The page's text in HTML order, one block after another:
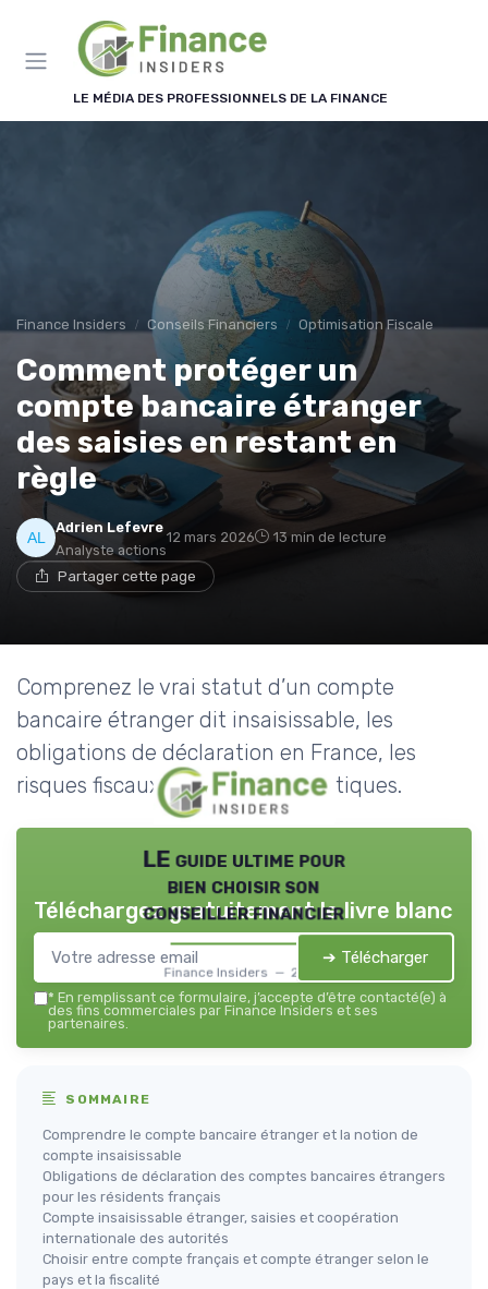
LE MÉDIA DES PROFESSIONNELS DE LA FINANCE
Finance Insiders Conseils Financiers Optimisation Fiscale
Comment protéger un
compte bancaire étranger
des saisies en restant en
règle
Adrien Lefevre
Analyste actions
12 mars 2026 13 min de lecture
Partager cette page
Comprenez le vrai statut d’un compte
bancaire étranger dit insaisissable, les
obligations de déclaration en France, les
risques fiscaux et les bonnes pratiques.
LE guide ultime pour
bien choisir son
conseiller financier
Finance Insiders — 2026
Téléchargez gratuitement le livre blanc
➔ Télécharger
* En remplissant ce formulaire, j’accepte d’être contacté(e) à
des fins commerciales par Finance Insiders et ses
partenaires.
SOMMAIRE
Comprendre le compte bancaire étranger et la notion de
compte insaisissable
Obligations de déclaration des comptes bancaires étrangers
pour les résidents français
Compte insaisissable étranger, saisies et coopération
internationale des autorités
Choisir entre compte français et compte étranger selon le
pays et la fiscalité